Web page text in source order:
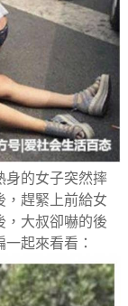
身的女子突然摔
，趕緊上前給女
，大叔卻嚇的後
起來看看：